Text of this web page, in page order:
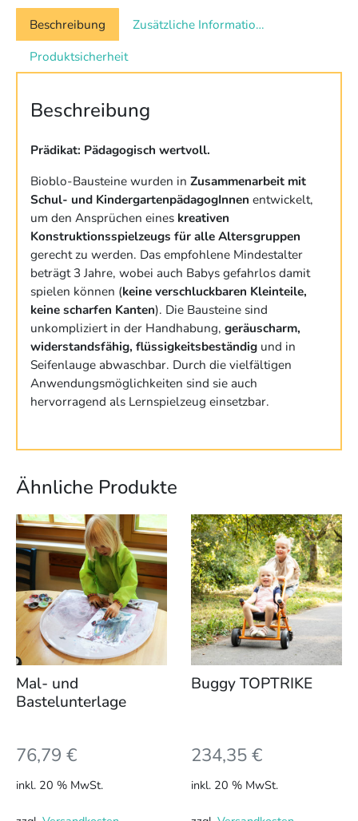
Beschreibung
Zusätzliche Informationen
Produktsicherheit
Beschreibung
Prädikat: Pädagogisch wertvoll.
Bioblo-Bausteine wurden in Zusammenarbeit mit
Schul- und KindergartenpädagogInnen entwickelt,
um den Ansprüchen eines kreativen
Konstruktionsspielzeugs für alle Altersgruppen
gerecht zu werden. Das empfohlene Mindestalter
beträgt 3 Jahre, wobei auch Babys gefahrlos damit
spielen können (keine verschluckbaren Kleinteile,
keine scharfen Kanten). Die Bausteine sind
unkompliziert in der Handhabung, geräuscharm,
widerstandsfähig, flüssigkeitsbeständig und in
Seifenlauge abwaschbar. Durch die vielfältigen
Anwendungsmöglichkeiten sind sie auch
hervorragend als Lernspielzeug einsetzbar.
Ähnliche Produkte
Mal- und
Bastelunterlage
76,79 €
inkl. 20 % MwSt.
Buggy TOPTRIKE
234,35€
inkl. 20 % MwSt.